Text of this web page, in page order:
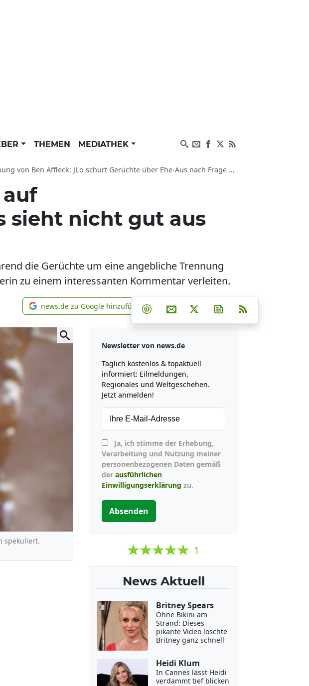
THEMEN MEDIATHEK
Affleck: JLo schürt Gerüchte über Ehe-Aus nach Frage bei Pressekonferenz
sieht nicht gut aus
die Gerüchte um eine angebliche Trennung
zu einem interessanten Kommentar verleiten.
news.de zu Google hinzufügen
news.de zu Google hinzufügen Teilen auf Facebook
Teilen auf Whatsapp
Teilen auf Telegram
Teilen auf Pinterest
Per E-Mail teilen
Post auf XNewsletter
spekuliert.
Newsletter von news.de
Täglich kostenlos & topaktuell
informiert: Eilmeldungen,
Regionales und Weltgeschehen.
Jetzt anmelden!
Verarbeitung und Nutzung meiner
personenbezogenen Daten gemäß
der ausführlichen
Einwilligungserklärung zu.
Absenden
1
News Aktuell
Britney Spears
Ohne Bikini am
Strand: Dieses
pikante Video löschte
Britney ganz schnell
Heidi Klum
In Cannes lässt Heidi
verdammt tief blicken